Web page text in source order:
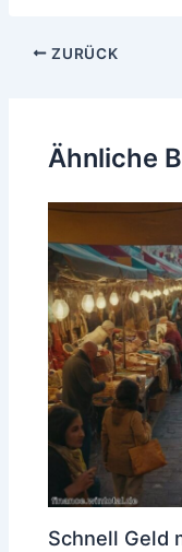
Beitragsnavigation
ZURÜCK
Ähnliche
Schnell Geld